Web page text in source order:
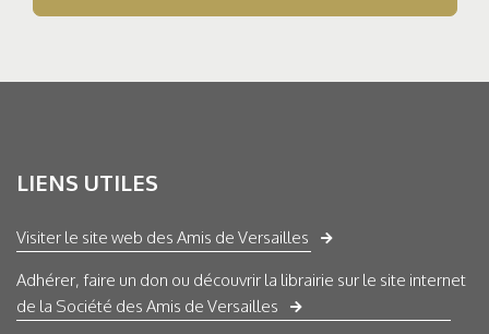
LIENS UTILES
Visiter le site web des Amis de Versailles
Adhérer, faire un don ou découvrir la librairie sur le site internet
de la Société des Amis de Versailles